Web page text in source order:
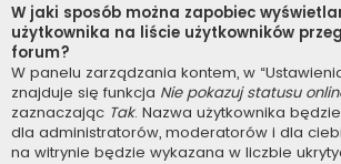
W jaki sposób można zapobiec
użytkownika na liście użytkowników
forum?
W panelu zarządzania kontem, w
znajduje się funkcja Nie pokazuj statusu
zaznaczając Tak. Nazwa użytkownika
dla administratorów, moderatorów i dla
na witrynie będzie wykazana w liczbie